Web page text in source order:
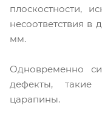
плоскостности,
несоответствия в
мм.
Одновременно
дефекты,
царапины.